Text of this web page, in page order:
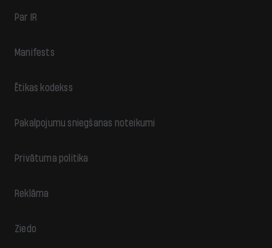
Par IR
Manifests
Ētikas kodekss
Pakalpojumu sniegšanas noteikumi
Privātuma politika
Reklāma
Ziedo